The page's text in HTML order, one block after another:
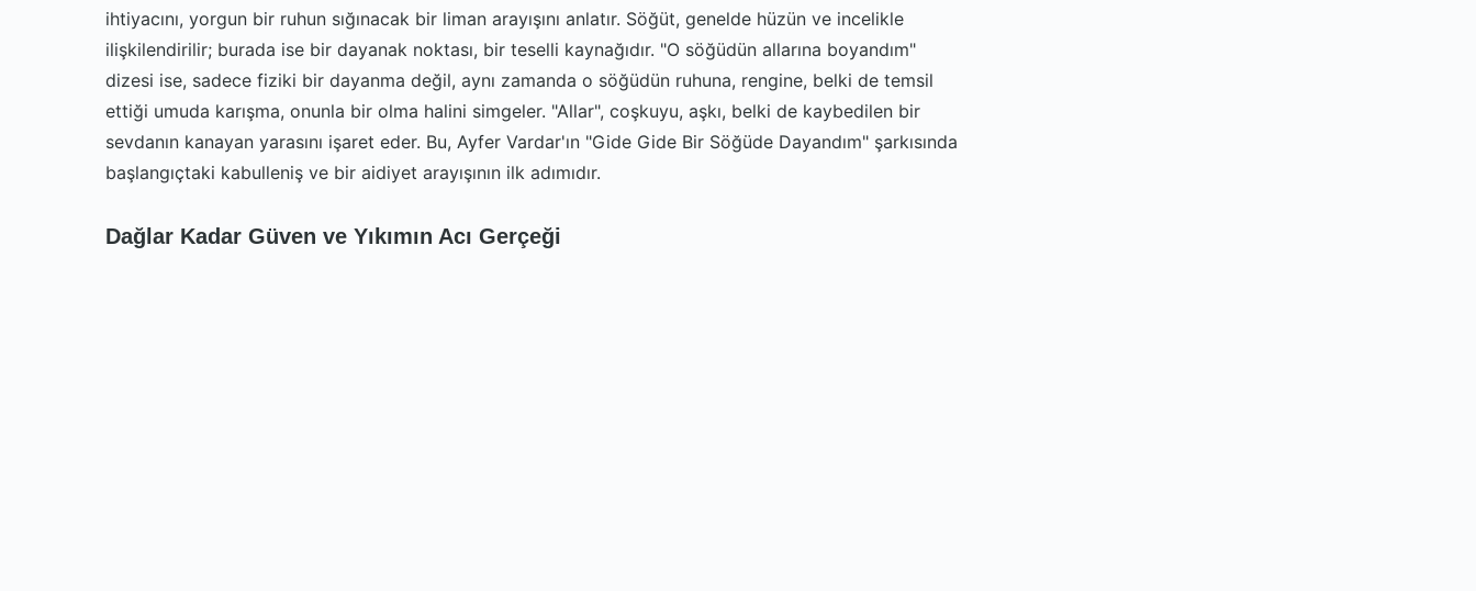
ihtiyacını, yorgun bir ruhun sığınacak bir liman arayışını anlatır. Söğüt, genelde hüzün ve incelikle
ilişkilendirilir; burada ise bir dayanak noktası, bir teselli kaynağıdır. "O söğüdün allarına boyandım"
dizesi ise, sadece fiziki bir dayanma değil, aynı zamanda o söğüdün ruhuna, rengine, belki de temsil
ettiği umuda karışma, onunla bir olma halini simgeler. "Allar", coşkuyu, aşkı, belki de kaybedilen bir
sevdanın kanayan yarasını işaret eder. Bu, Ayfer Vardar'ın "Gide Gide Bir Söğüde Dayandım" şarkısında
başlangıçtaki kabulleniş ve bir aidiyet arayışının ilk adımıdır.
Dağlar Kadar Güven ve Yıkımın Acı Gerçeği